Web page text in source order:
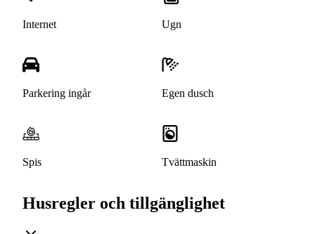
Internet Ugn
Parkering ingår Egen dusch
Spis Tvättmaskin
Husregler och tillgänglighet